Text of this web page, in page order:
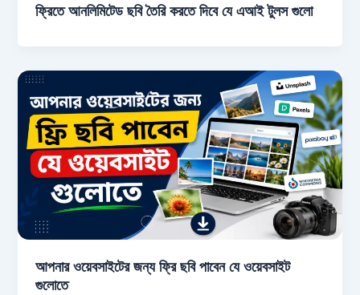
ফ্রিতে আনলিমিটেড ছবি তৈরি করতে দিবে যে এআই টুলস গুলো
আপনার ওয়েবসাইটের জন্য ফ্রি ছবি পাবেন যে ওয়েবসাইট
গুলোতে